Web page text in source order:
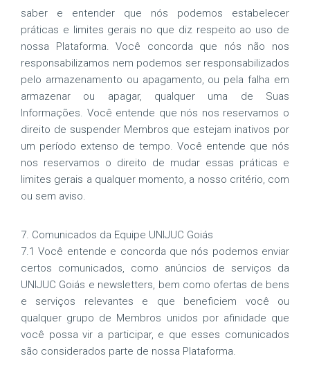
saber e entender que nós podemos estabelecer
práticas e limites gerais no que diz respeito ao uso de
nossa Plataforma. Você concorda que nós não nos
responsabilizamos nem podemos ser responsabilizados
pelo armazenamento ou apagamento, ou pela falha em
armazenar ou apagar, qualquer uma de Suas
Informações. Você entende que nós nos reservamos o
direito de suspender Membros que estejam inativos por
um período extenso de tempo. Você entende que nós
nos reservamos o direito de mudar essas práticas e
limites gerais a qualquer momento, a nosso critério, com
ou sem aviso.
7. Comunicados da Equipe UNIJUC Goiás
7.1 Você entende e concorda que nós podemos enviar
certos comunicados, como anúncios de serviços da
UNIJUC Goiás e newsletters, bem como ofertas de bens
e serviços relevantes e que beneficiem você ou
qualquer grupo de Membros unidos por afinidade que
você possa vir a participar, e que esses comunicados
são considerados parte de nossa Plataforma.